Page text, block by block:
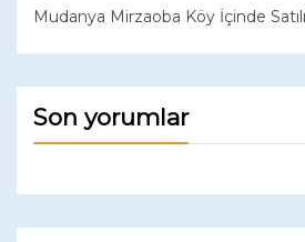
Mudanya Mirzaoba Köy İçinde
Son yorumlar